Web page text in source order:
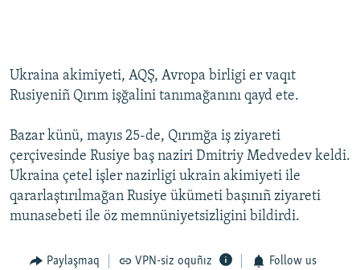
Ukraina akimiyeti, AQŞ, Avropa birligi er vaqıt
Rusiyeniñ Qırım işğalini tanımağanını qayd ete.
Bazar künü, mayıs 25-de, Qırımğa iş ziyareti
çerçivesinde Rusiye baş naziri Dmitriy Medvedev keldi.
Ukraina çetel işler nazirligi ukrain akimiyeti ile
qararlaştırılmağan Rusiye ükümeti başınıñ ziyareti
munasebeti ile öz memnüniyetsizligini bildirdi.
Paylaşmaq VPN-siz oquñız Follow us